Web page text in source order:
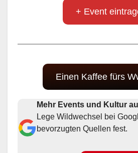
+ Event
Einen Kaffee fürs
Mehr Events und Kultur
Lege Wildwechsel bei
bevorzugten Quellen fest.